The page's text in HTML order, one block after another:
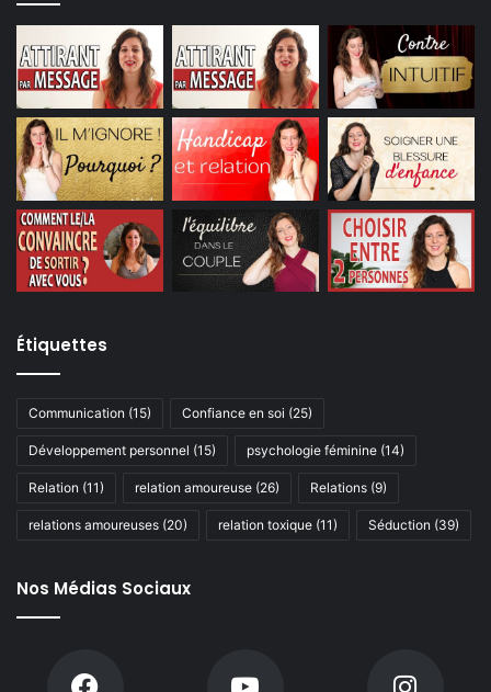
Étiquettes
Communication (15) Confiance en soi (25)
Développement personnel (15) psychologie féminine (14)
Relation (11) relation amoureuse (26) Relations (9)
relations amoureuses (20) relation toxique (11) Séduction (39)
Nos Médias Sociaux